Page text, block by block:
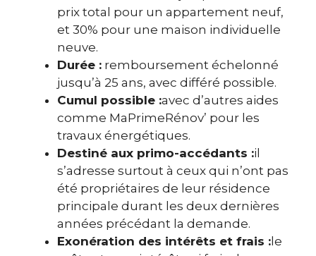
prix total pour un appartement neuf,
et 30% pour une maison individuelle
neuve.
Durée : remboursement échelonné
jusqu’à 25 ans, avec différé possible.
Cumul possible :avec d’autres aides
comme MaPrimeRénov’ pour les
travaux énergétiques.
Destiné aux primo-accédants :il
s’adresse surtout à ceux qui n’ont pas
été propriétaires de leur résidence
principale durant les deux dernières
années précédant la demande.
Exonération des intérêts et frais :le